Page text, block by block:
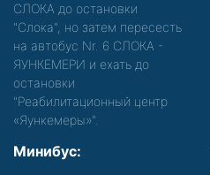
СЛОКА до остановки
"Слока", но затем пересесть
на автобус Nr. 6 СЛОКА -
ЯУНКЕМЕРИ и ехать до
остановки
"Реабилитационный центр
«Яункемеры»".
Минибус: